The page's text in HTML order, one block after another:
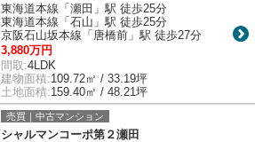
東海道本線「瀬田」駅 徒歩25分
東海道本線「石山」駅 徒歩25分
京阪石山坂本線「唐橋前」駅 徒歩27分
3,880万円
間取:4LDK
建物面積:109.72㎡ / 33.19坪
土地面積:159.40㎡ / 48.21坪
売買｜中古マンション
シャルマンコーポ第２瀬田